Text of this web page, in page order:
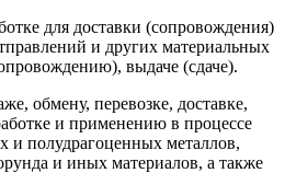
для доставки (сопровождения)
и других материальных
выдаче (сдаче).
обмену, перевозке, доставке,
и применению в процессе
и полудрагоценных металлов,
и иных материалов, а также